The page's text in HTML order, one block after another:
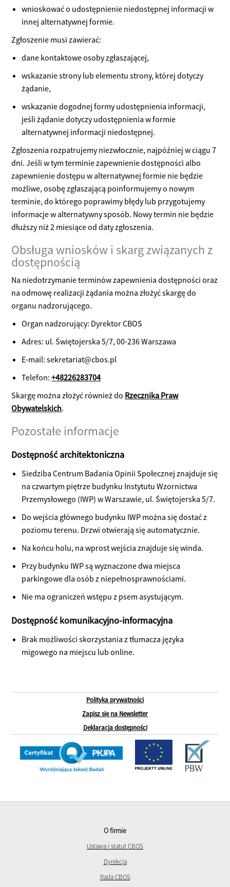
wnioskować o udostępnienie niedostępnej informacji w
innej alternatywnej formie.
Zgłoszenie musi zawierać:
dane kontaktowe osoby zgłaszającej,
wskazanie strony lub elementu strony, której dotyczy
żądanie,
wskazanie dogodnej formy udostępnienia informacji,
jeśli żądanie dotyczy udostępnienia w formie
alternatywnej informacji niedostępnej.
Zgłoszenia rozpatrujemy niezwłocznie, najpóźniej w ciągu 7
dni. Jeśli w tym terminie zapewnienie dostępności albo
zapewnienie dostępu w alternatywnej formie nie będzie
możliwe, osobę zgłaszającą poinformujemy o nowym
terminie, do którego poprawimy błędy lub przygotujemy
informacje w alternatywny sposób. Nowy termin nie będzie
dłuższy niż 2 miesiące od daty zgłoszenia.
Obsługa wniosków i skarg związanych z
dostępnością
Na niedotrzymanie terminów zapewnienia dostępności oraz
na odmowę realizacji żądania można złożyć skargę do
organu nadzorującego.
Organ nadzorujący: Dyrektor CBOS
Adres: ul. Świętojerska 5/7, 00-236 Warszawa
E-mail: sekretariat@cbos.pl
Telefon:+48226283704
Skargę można złożyć również do Rzecznika Praw
Obywatelskich.
Pozostałe informacje
Dostępność architektoniczna
Siedziba Centrum Badania Opinii Społecznej znajduje się
na czwartym piętrze budynku Instytutu Wzornictwa
Przemysłowego (IWP) w Warszawie, ul. Świętojerska 5/7.
Do wejścia głównego budynku IWP można się dostać z
poziomu terenu. Drzwi otwierają się automatycznie.
Na końcu holu, na wprost wejścia znajduje się winda.
Przy budynku IWP są wyznaczone dwa miejsca
parkingowe dla osób z niepełnosprawnościami.
Nie ma ograniczeń wstępu z psem asystującym.
Dostępność komunikacyjno-informacyjna
Brak możliwości skorzystania z tłumacza języka
migowego na miejscu lub online.
Polityka prywatności
Zapisz się na Newsletter
Deklaracja dostępności
O firmie
Ustawa i statut CBOS
Dyrekcja
Rada CBOS